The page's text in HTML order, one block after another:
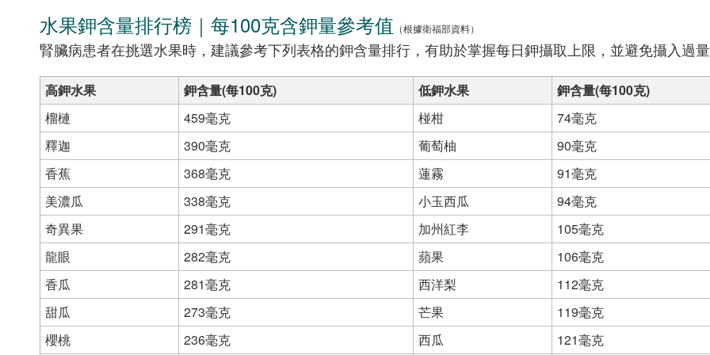
水果鉀含量排行榜｜每100克含鉀量參考值 （根據衛福部資料）
腎臟病患者在挑選水果時，建議參考下列表格的鉀含量排行，有助於掌握每日鉀攝取上限，並避免攝入過
高鉀水果 鉀含量(每100克) 低鉀水果
鉀含量(每100克)
榴槤
459毫克 椪柑
74毫克
釋迦
390毫克 葡萄柚
90毫克
香蕉
368毫克 蓮霧
91毫克
美濃瓜
338毫克 小玉西瓜
94毫克
奇異果
291毫克 加州紅李
105毫克
龍眼
282毫克 蘋果
106毫克
香瓜
281毫克 西洋梨
112毫克
甜瓜
273毫克 芒果
119毫克
櫻桃
236毫克 西瓜 121毫克